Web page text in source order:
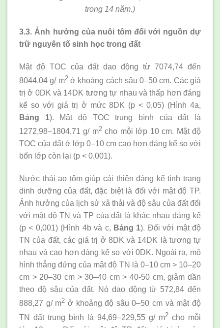
trong 14 năm.)
3.3. Ảnh hưởng của nuôi tôm đối với nguồn dự
trữ nguyên tố sinh học trong đất
Mật độ TOC của đất dao động từ 7074,74 đến
8044,04 g/ m2ở khoảng cách sâu 0–50 cm. Các giá
trị ở 0DK và 14DK tương tự nhau và thấp hơn đáng
kể so với giá trị ở mức 8DK (p < 0,05) (Hình 4a,
Bảng 1). Mật độ TOC trung bình của đất là
1272,98–1804,71 g/ m2 cho mỗi lớp 10 cm. Mật độ
TOC của đất ở lớp 0–10 cm cao hơn đáng kể so với
bốn lớp còn lại (p < 0,001).
Nước thải ao tôm giúp cải thiện đáng kể tình trạng
dinh dưỡng của đất, đặc biệt là đối với mật độ TP.
Ảnh hưởng của lịch sử xả thải và độ sâu của đất đối
với mật độ TN và TP của đất là khác nhau đáng kể
(p < 0,001) (Hình 4b và c, Bảng 1). Đối với mật độ
TN của đất, các giá trị ở 8DK và 14DK là tương tự
nhau và cao hơn đáng kể so với 0DK. Ngoài ra, mô
hình thẳng đứng của mật độ TN là 0–10 cm > 10–20
cm > 20–30 cm > 30–40 cm > 40-50 cm, giảm dần
theo độ sâu của đất. Nó dao động từ 572,84 đến
888,27 g/ m2 ở khoảng độ sâu 0–50 cm và mật độ
TN đất trung bình là 94,69–229,55 g/ m2 cho mỗi